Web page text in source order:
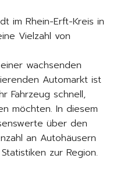
im Rhein-Erft-Kreis in
Vielzahl von
wachsenden
Automarkt ist
Fahrzeug schnell,
möchten. In diesem
über den
an Autohäusern
zur Region.